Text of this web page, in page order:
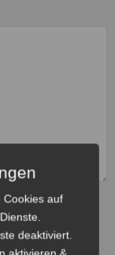
Cookies auf
deaktiviert.